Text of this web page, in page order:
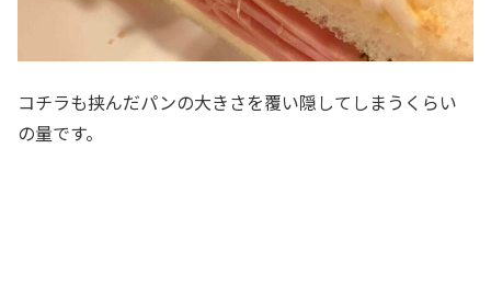
コチラも挟んだパンの大きさを覆い隠してしまうくらい
の量です。